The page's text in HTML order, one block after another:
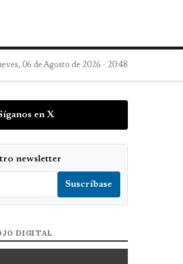
06 de Agosto de 2026 - 20:48
en X
newsletter
DIGITAL